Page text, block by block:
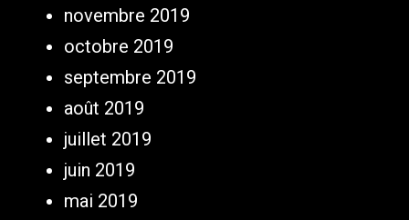
novembre 2019
octobre 2019
septembre 2019
août 2019
juillet 2019
juin 2019
mai 2019